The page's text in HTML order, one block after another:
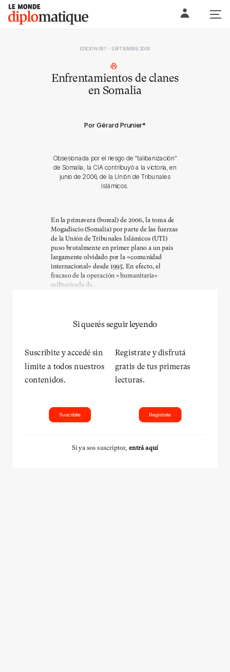
Skip
content
Le monde diplomatique
EDICIÓN 087 - SEPTIEMBRE 2006
Enfrentamientos de clanes
en Somalia
Por Gérard Prunier*
Obsesionada por el riesgo de "talibanización"
de Somalia, la CIA contribuyó a la victoria, en
junio de 2006, de la Unión de Tribunales
Islámicos.
En la primavera (boreal) de 2006, la toma de
Mogadiscio (Somalia) por parte de las fuerzas
de la Unión de Tribunales Islámicos (UTI)
puso brutalmente en primer plano a un país
largamente olvidado por la «comunidad
internacional» desde 1995. En efecto, el
fracaso de la operación «humanitaria»
militarizada de...
Si querés seguir leyendo
Suscribite y accedé sin
límite a todos nuestros
contenidos.
Suscribite
Registrate y disfrutá
gratis de tus primeras
lecturas.
Registrate
Si ya sos suscriptor, entrá aquí